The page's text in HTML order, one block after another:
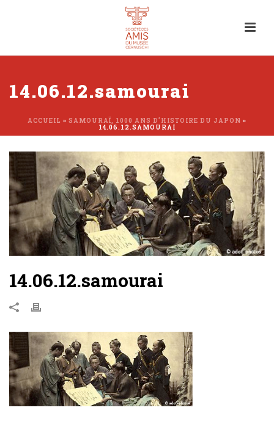
14.06.12.samourai
ACCUEIL » SAMOURAÏ, 1000 ANS D’HISTOIRE DU JAPON »
14.06.12.SAMOURAI
14.06.12.samourai